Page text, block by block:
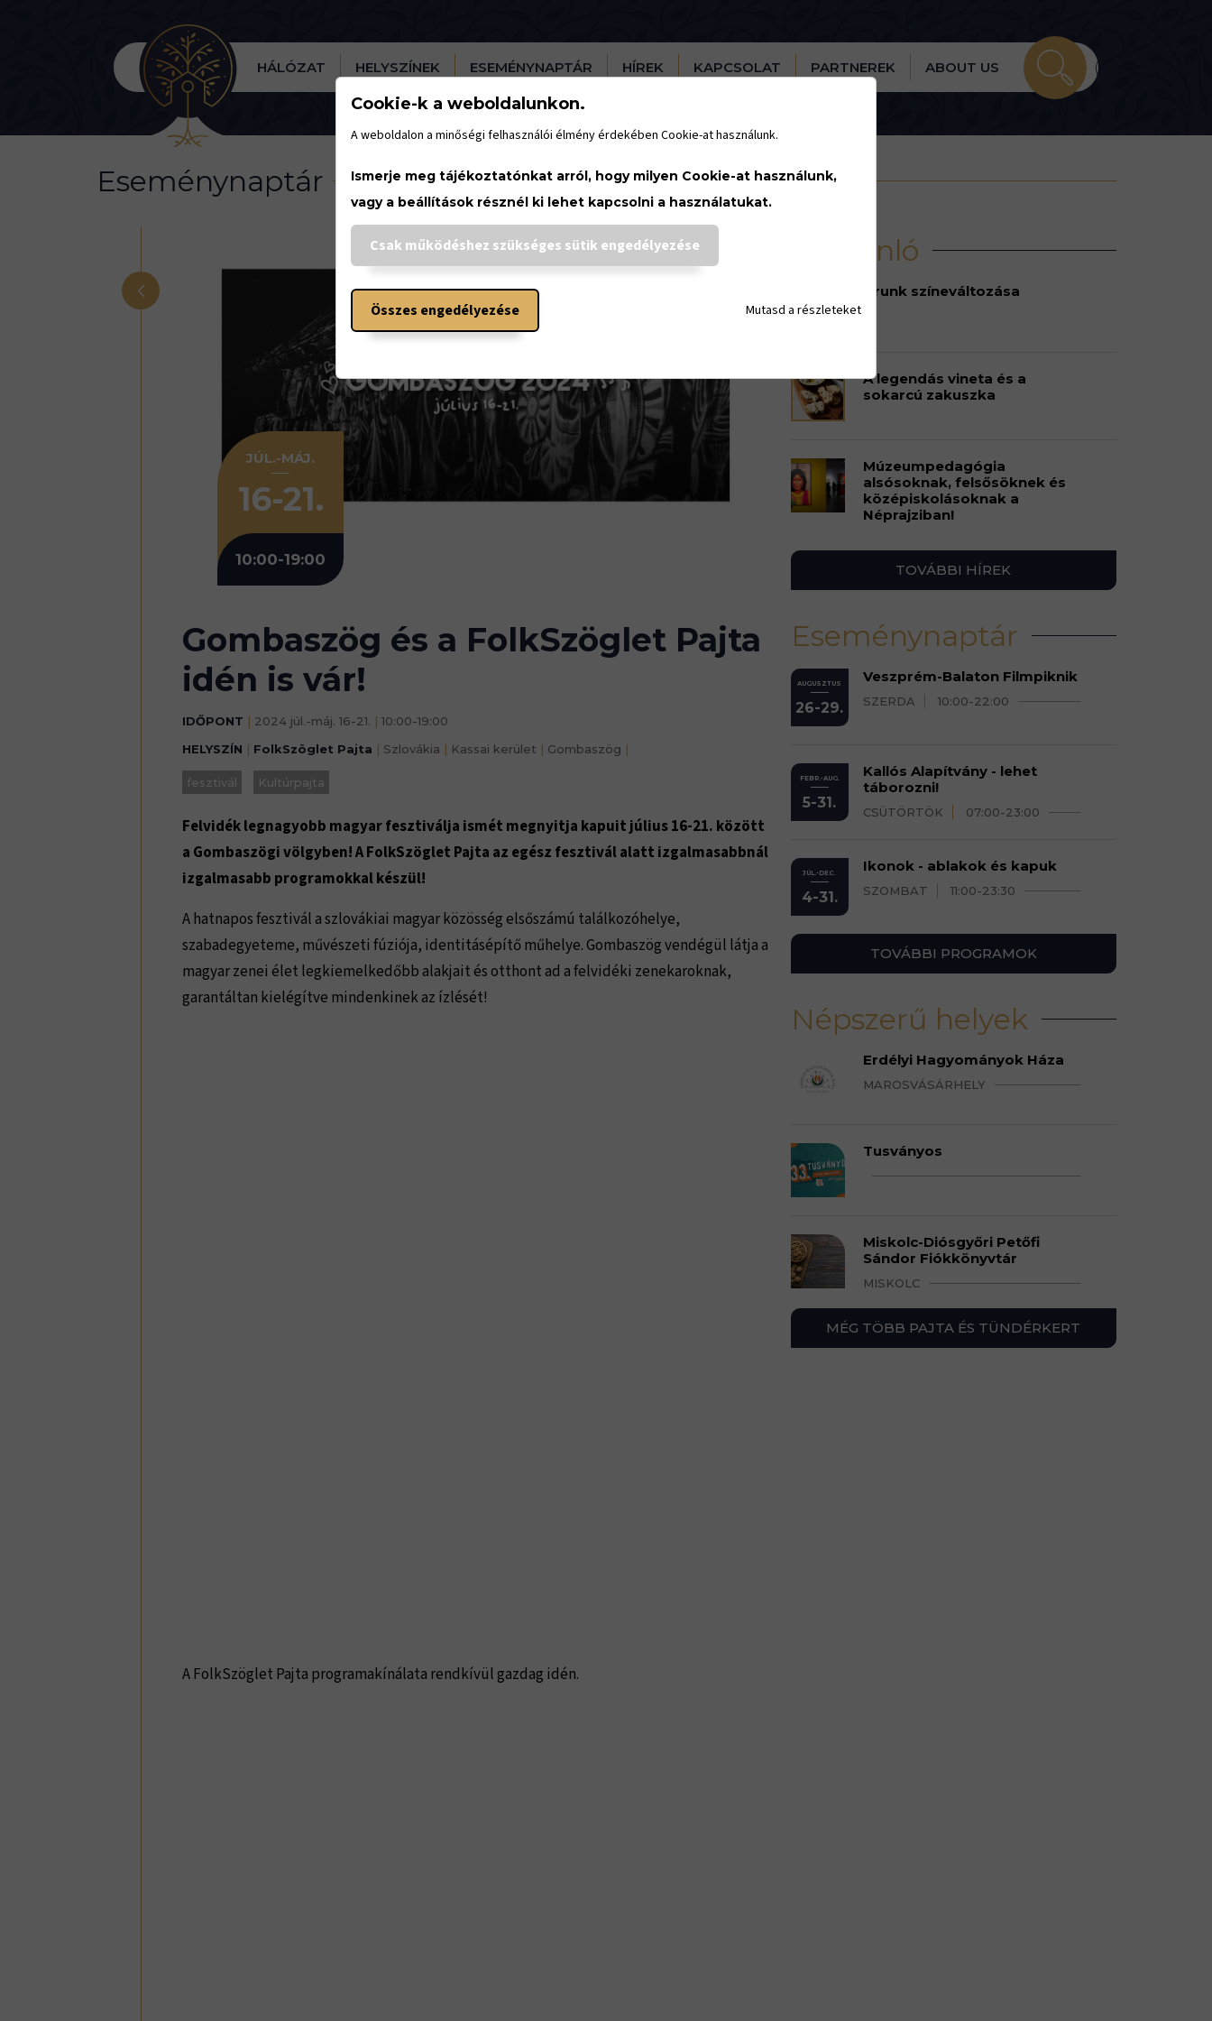
HÁLÓZAT HELYSZÍNEK ESEMÉNYNAPTÁR HÍREK KAPCSOLAT PARTNEREK ABOUT US
Eseménynaptár
<
JÚL.-MÁJ.
16-21.
10:00-19:00
Gombaszög és a FolkSzöglet Pajta
idén is vár!
IDŐPONT | 2024 júl.-máj. 16-21. | 10:00-19:00
HELYSZÍN | FolkSzöglet Pajta | Szlovákia | Kassai kerület | Gombaszög |
fesztivál Kultúrpajta
Felvidék legnagyobb magyar fesztiválja ismét megnyitja kapuit július 16-21. között
a Gombaszögi völgyben! A FolkSzöglet Pajta az egész fesztivál alatt izgalmasabbnál
izgalmasabb programokkal készül!
A hatnapos fesztivál a szlovákiai magyar közösség elsőszámú találkozóhelye,
szabadegyeteme, művészeti fúziója, identitásépítő műhelye. Gombaszög vendégül látja a
magyar zenei élet legkiemelkedőbb alakjait és otthont ad a felvidéki zenekaroknak,
garantáltan kielégítve mindenkinek az ízlését!
A FolkSzöglet Pajta programakínálata rendkívül gazdag idén.
Hírajánló
Urunk színeváltozása
A legendás vineta és a
sokarcú zakuszka
Múzeumpedagógia
alsósoknak, felsősöknek és
középiskolásoknak a
Néprajziban!
TOVÁBBI HÍREK
Eseménynaptár
AUGUSZTUS
26-29.
Veszprém-Balaton Filmpiknik
SZERDA 10:00-22:00
FEBR.-AUG.
5-31.
Kallós Alapítvány - lehet
táborozni!
CSÜTÖRTÖK 07:00-23:00
JÚL.-DEC.
4-31.
Ikonok - ablakok és kapuk
SZOMBAT 11:00-23:30
TOVÁBBI PROGRAMOK
Népszerű helyek
Erdélyi Hagyományok Háza
MAROSVÁSÁRHELY
Tusványos
Miskolc-Diósgyőri Petőfi
Sándor Fiókkönyvtár
MISKOLC
MÉG TÖBB PAJTA ÉS TÜNDÉRKERT
Cookie-k a weboldalunkon.
A weboldalon a minőségi felhasználói élmény érdekében Cookie-at használunk.
Ismerje meg tájékoztatónkat arról, hogy milyen Cookie-at használunk,
vagy a beállítások résznél ki lehet kapcsolni a használatukat.
Csak működéshez szükséges sütik engedélyezése
Összes engedélyezése Mutasd a részleteket